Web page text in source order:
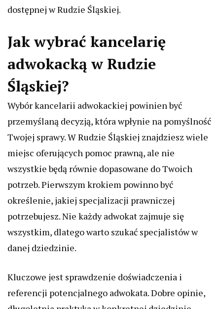
dostępnej w Rudzie Śląskiej.
Jak wybrać kancelarię
adwokacką w Rudzie
Śląskiej?
Wybór kancelarii adwokackiej powinien być
przemyślaną decyzją, która wpłynie na pomyślność
Twojej sprawy. W Rudzie Śląskiej znajdziesz wiele
miejsc oferujących pomoc prawną, ale nie
wszystkie będą równie dopasowane do Twoich
potrzeb. Pierwszym krokiem powinno być
określenie, jakiej specjalizacji prawniczej
potrzebujesz. Nie każdy adwokat zajmuje się
wszystkim, dlatego warto szukać specjalistów w
danej dziedzinie.
Kluczowe jest sprawdzenie doświadczenia i
referencji potencjalnego adwokata. Dobre opinie,